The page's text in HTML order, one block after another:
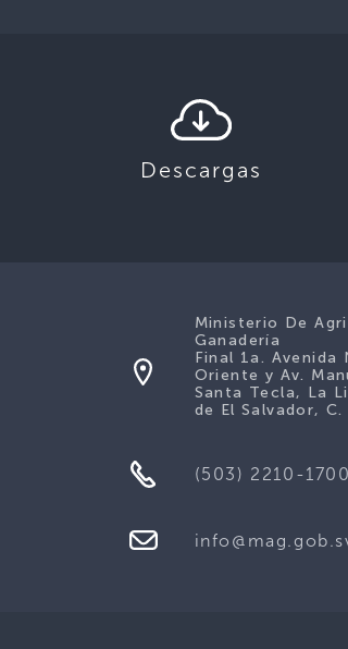
Descargas
Ministerio De
Ganadería
Final 1a. Avenida
Oriente y Av.
Santa Tecla, La
de El Salvador, C.
(503) 2210-1700